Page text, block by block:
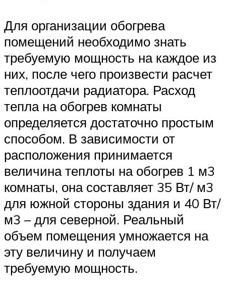
Для организации обогрева
помещений необходимо знать
требуемую мощность на каждое из
них, после чего произвести расчет
теплоотдачи радиатора. Расход
тепла на обогрев комнаты
определяется достаточно простым
способом. В зависимости от
расположения принимается
величина теплоты на обогрев 1 м3
комнаты, она составляет 35 Вт/ м3
для южной стороны здания и 40 Вт/
м3 – для северной. Реальный
объем помещения умножается на
эту величину и получаем
требуемую мощность.